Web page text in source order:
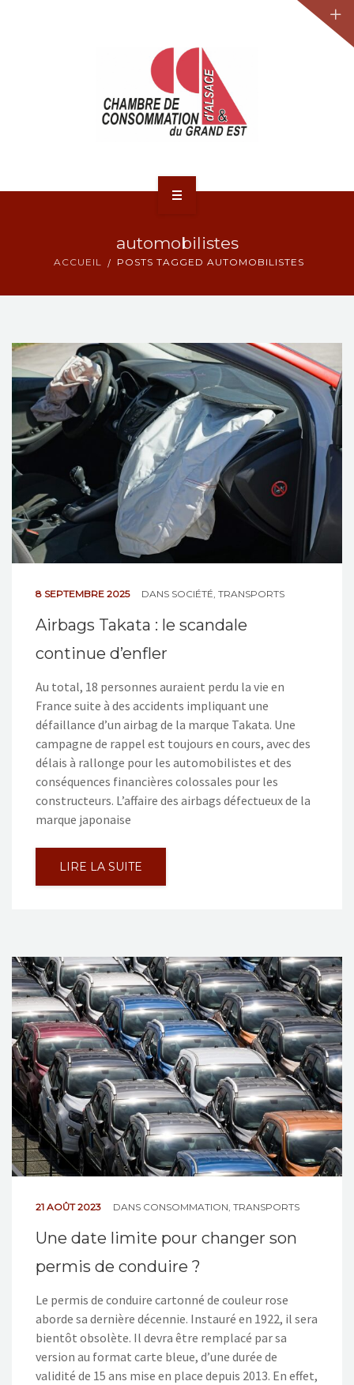
NOS ACTIONS
CONTACT
automobilistes
ACCUEIL POSTS TAGGED AUTOMOBILISTES
8 SEPTEMBRE 2025 DANS SOCIÉTÉ TRANSPORTS
Airbags Takata : le scandale
continue d’enfler
Au total, 18 personnes auraient perdu la vie en
France suite à des accidents impliquant une
défaillance d’un airbag de la marque Takata. Une
campagne de rappel est toujours en cours, avec des
délais à rallonge pour les automobilistes et des
conséquences financières colossales pour les
constructeurs. L’affaire des airbags défectueux de la
marque japonaise
LIRE LA SUITE
21 AOÛT 2023 DANS CONSOMMATION, TRANSPORTS
Une date limite pour changer son
permis de conduire ?
Le permis de conduire cartonné de couleur rose
aborde sa dernière décennie. Instauré en 1922, il sera
bientôt obsolète. Il devra être remplacé par sa
version au format carte bleue, d’une durée de
validité de 15 ans mise en place depuis 2013. En effet,